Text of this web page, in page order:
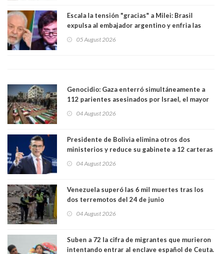
Escala la tensión "gracias" a Milei: Brasil
expulsa al embajador argentino y enfria las
trasandino
05 August 2026
Genocidio: Gaza enterró simultáneamente a
112 parientes asesinados por Israel, el mayor
muertos figuran 44 niños y nueve ancianos
04 August 2026
Presidente de Bolivia elimina otros dos
ministerios y reduce su gabinete a 12 carteras
04 August 2026
Venezuela superó las 6 mil muertes tras los
dos terremotos del 24 de junio
04 August 2026
Suben a 72 la cifra de migrantes que murieron
intentando entrar al enclave español de Ceuta.